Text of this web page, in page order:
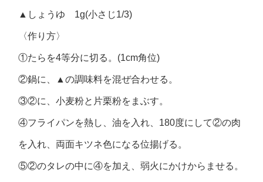
▲しょうゆ 1g(小さじ1/3)
〈作り方〉
①たらを4等分に切る。(1cm角位)
②鍋に、▲の調味料を混ぜ合わせる。
③②に、小麦粉と片栗粉をまぶす。
④フライパンを熱し、油を入れ、180度にして②の肉
を入れ、両面キツネ色になる位揚げる。
⑤②のタレの中に④を加え、弱火にかけからませる。